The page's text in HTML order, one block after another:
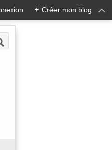
+ Créer mon blog